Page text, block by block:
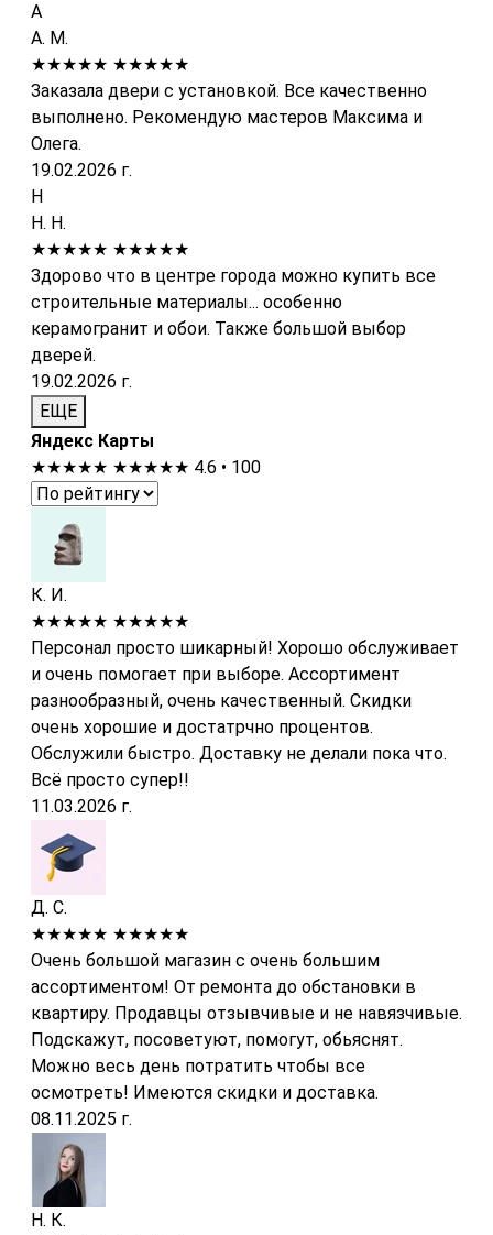
А
А. М.
★★★★★ ★★★★★
Заказала двери с установкой. Все качественно
выполнено. Рекомендую мастеров Максима и
Олега.
19.02.2026 г.
Н
Н. Н.
★★★★★ ★★★★★
Здорово что в центре города можно купить все
строительные материалы... особенно
керамогранит и обои. Также большой выбор
дверей.
19.02.2026 г.
ЕЩЕ
Яндекс Карты
★★★★★ ★★★★★ 4.6 • 100
К. И.
★★★★★ ★★★★★
Персонал просто шикарный! Хорошо обслуживает
и очень помогает при выборе. Ассортимент
разнообразный, очень качественный. Скидки
очень хорошие и достатрчно процентов.
Обслужили быстро. Доставку не делали пока что.
Всё просто супер!!
11.03.2026 г.
Д. С.
★★★★★ ★★★★★
Очень большой магазин с очень большим
ассортиментом! От ремонта до обстановки в
квартиру. Продавцы отзывчивые и не навязчивые.
Подскажут, посоветуют, помогут, обьяснят.
Можно весь день потратить чтобы все
осмотреть! Имеются скидки и доставка.
08.11.2025 г.
Н. К.